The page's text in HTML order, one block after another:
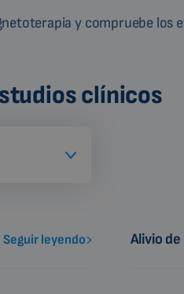
y compruebe
clínicos
Seguir leyendo Alivio